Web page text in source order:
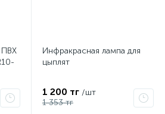
ПВХ
Инфракрасная лампа для
цыплят
1 200 тг /шт
1 353 тг